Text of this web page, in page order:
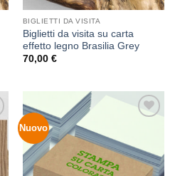
BIGLIETTI DA VISITA
Biglietti da visita su carta
effetto legno Brasilia Grey
70,00 €
Nuovo
dei
desideri